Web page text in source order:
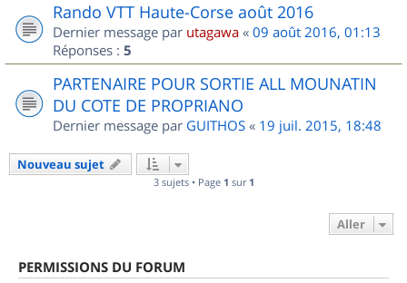
Rando VTT Haute-Corse août 2016
Dernier message par utagawa « 09 août 2016, 01:13
Réponses : 5
PARTENAIRE POUR SORTIE ALL MOUNATIN
DU COTE DE PROPRIANO
Dernier message par GUITHOS « 19 juil. 2015, 18:48
Nouveau sujet
3 sujets • Page 1 sur 1
Aller
PERMISSIONS DU FORUM